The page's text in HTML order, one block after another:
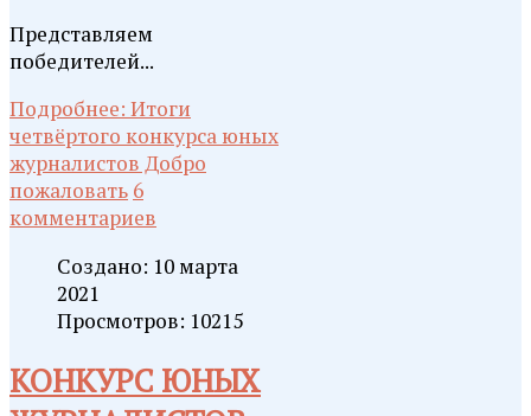
Представляем
победителей...
Подробнее: Итоги
четвёртого конкурса юных
журналистов Добро
пожаловать 6
комментариев
Создано: 10 марта
2021
Просмотров: 10215
КОНКУРС ЮНЫХ